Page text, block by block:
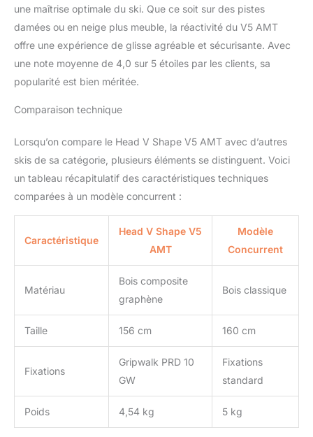
une maîtrise optimale du ski. Que ce soit sur des pistes
damées ou en neige plus meuble, la réactivité du V5 AMT
offre une expérience de glisse agréable et sécurisante. Avec
une note moyenne de 4,0 sur 5 étoiles par les clients, sa
popularité est bien méritée.
Comparaison technique
Lorsqu’on compare le Head V Shape V5 AMT avec d’autres
skis de sa catégorie, plusieurs éléments se distinguent. Voici
un tableau récapitulatif des caractéristiques techniques
comparées à un modèle concurrent :
Caractéristique
Head V Shape V5
AMT
Modèle
Concurrent
Matériau
Bois composite
graphène
Bois classique
Taille 156 cm 160 cm
Fixations
Gripwalk PRD 10
GW
Fixations
standard
Poids 4,54 kg 5 kg